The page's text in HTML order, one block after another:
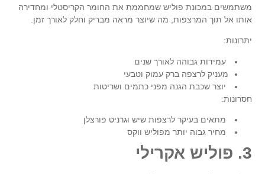
משתמשים במכונת פוליש שמחממת את החומר הקריסטלי ומחדירה
אותו אל תוך המרצפות, מה שיוצר מראה מבריק וחלק לאורך זמן.
יתרונות:
עמידות גבוהה לאורך שנים
מעניק לרצפה ברק עמוק וטבעי
יוצר שכבת הגנה מפני כתמים ושריטות
חסרונות:
מתאים בעיקר לרצפות שיש וגרניט פורצלן
מחיר גבוה יותר מפוליש ווקס
3. פוליש אקרילי